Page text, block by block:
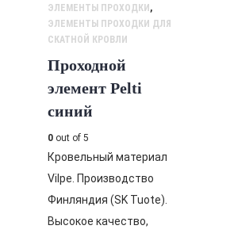
ЭЛЕМЕНТЫ ПРОХОДКИ ,
ЭЛЕМЕНТЫ ПРОХОДКИ ДЛЯ
СКАТНОЙ КРОВЛИ
Проходной
элемент Pelti
синий
0 out of 5
Кровельный материал
Vilpe. Производство
Финляндия (SK Tuote).
Высокое качество,